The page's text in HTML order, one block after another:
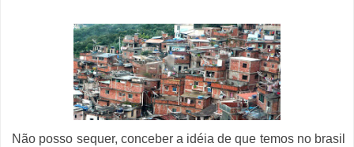
Não posso sequer, conceber a idéia de que temos no brasil